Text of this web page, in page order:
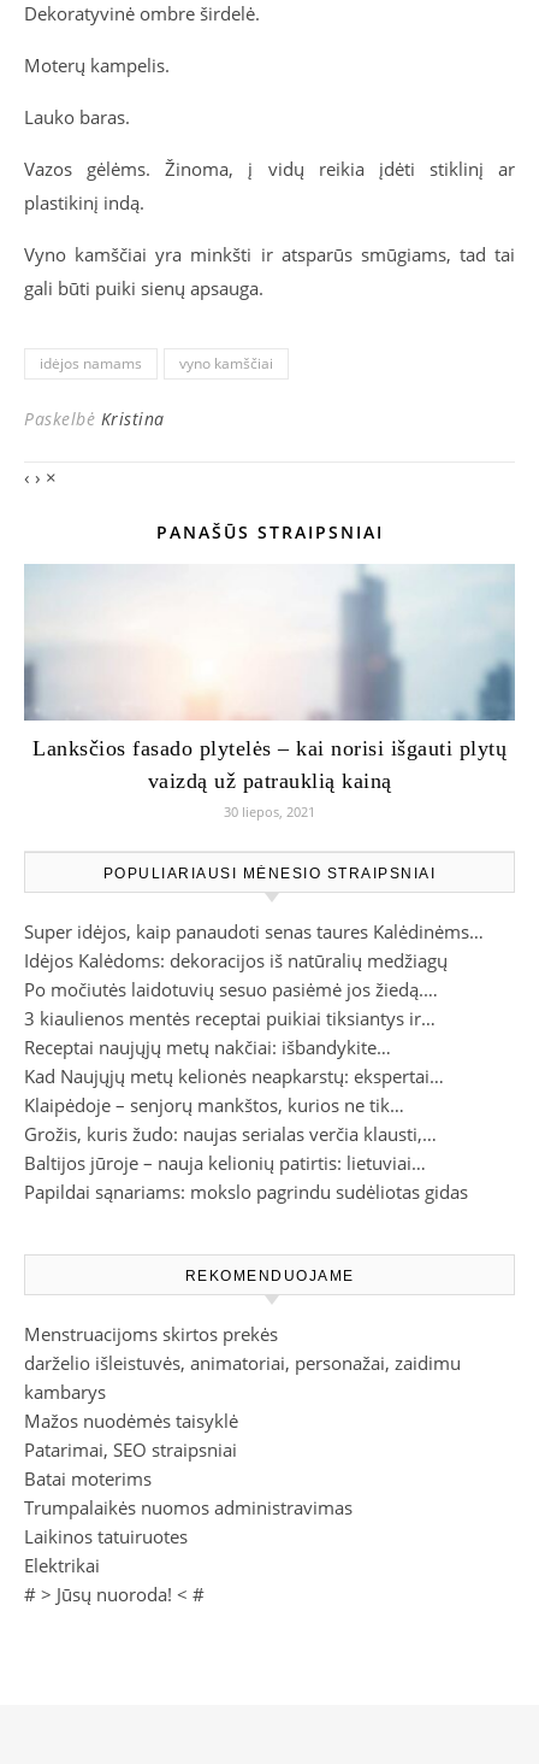
Dekoratyvinė ombre širdelė.
Moterų kampelis.
Lauko baras.
Vazos gėlėms. Žinoma, į vidų reikia įdėti stiklinį ar
plastikinį indą.
Vyno kamščiai yra minkšti ir atsparūs smūgiams, tad tai
gali būti puiki sienų apsauga.
idėjos namams vyno kamščiai
Paskelbė Kristina
‹ › ×
PANAŠŪS STRAIPSNIAI
Lanksčios fasado plytelės – kai norisi išgauti plytų
vaizdą už patrauklią kainą
30 liepos, 2021
POPULIARIAUSI MĖNESIO STRAIPSNIAI
Super idėjos, kaip panaudoti senas taures Kalėdinėms…
Idėjos Kalėdoms: dekoracijos iš natūralių medžiagų
Po močiutės laidotuvių sesuo pasiėmė jos žiedą.…
3 kiaulienos mentės receptai puikiai tiksiantys ir…
Receptai naujųjų metų nakčiai: išbandykite…
Kad Naujųjų metų kelionės neapkarstų: ekspertai…
Klaipėdoje – senjorų mankštos, kurios ne tik…
Grožis, kuris žudo: naujas serialas verčia klausti,…
Baltijos jūroje – nauja kelionių patirtis: lietuviai…
Papildai sąnariams: mokslo pagrindu sudėliotas gidas
REKOMENDUOJAME
Menstruacijoms skirtos prekės
darželio išleistuvės, animatoriai, personažai, zaidimu
kambarys
Mažos nuodėmės taisyklė
Patarimai, SEO straipsniai
Batai moterims
Trumpalaikės nuomos administravimas
Laikinos tatuiruotes
Elektrikai
# > Jūsų nuoroda! < #